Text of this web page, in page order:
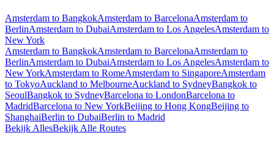
Amsterdam to BangkokAmsterdam to BarcelonaAmsterdam to
BerlinAmsterdam to DubaiAmsterdam to Los AngelesAmsterdam to
New York
Amsterdam to BangkokAmsterdam to BarcelonaAmsterdam to
BerlinAmsterdam to DubaiAmsterdam to Los AngelesAmsterdam to
New YorkAmsterdam to RomeAmsterdam to SingaporeAmsterdam
to TokyoAuckland to MelbourneAuckland to SydneyBangkok to
SeoulBangkok to SydneyBarcelona to LondonBarcelona to
MadridBarcelona to New YorkBeijing to Hong KongBeijing to
ShanghaiBerlin to DubaiBerlin to Madrid
Bekijk AllesBekijk Alle Routes